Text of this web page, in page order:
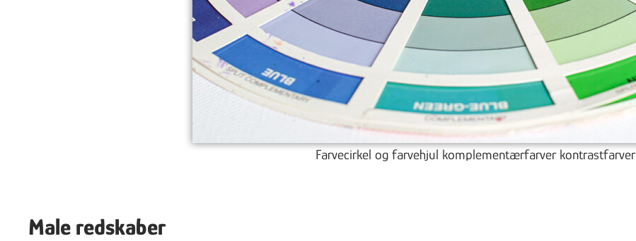
Farvecirkel og farvehjul komplementærfarver kontrastfarver
Male redskaber